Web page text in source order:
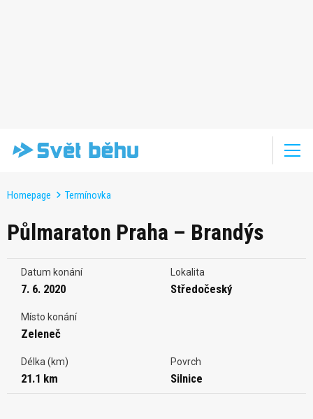
Homepage Termínovka
Půlmaraton Praha – Brandýs
Datum konání
7. 6. 2020
Lokalita
Středočeský
Místo konání
Zeleneč
Délka (km)
21.1 km
Povrch
Silnice